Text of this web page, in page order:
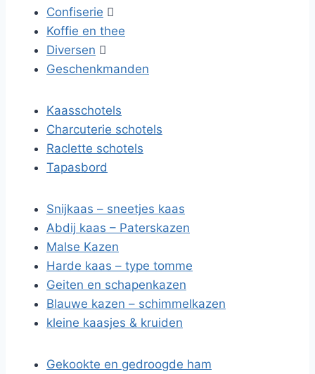
Confiserie 
Koffie en thee
Diversen 
Geschenkmanden
Kaasschotels
Charcuterie schotels
Raclette schotels
Tapasbord
Snijkaas – sneetjes kaas
Abdij kaas – Paterskazen
Malse Kazen
Harde kaas – type tomme
Geiten en schapenkazen
Blauwe kazen – schimmelkazen
kleine kaasjes & kruiden
Gekookte en gedroogde ham